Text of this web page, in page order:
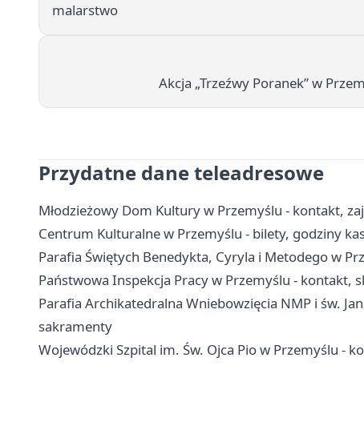
malarstwo
Akcja „Trzeźwy Poranek” w
Przydatne dane teleadresowe
Młodzieżowy Dom Kultury w Przemyślu - kontakt,
Centrum Kulturalne w Przemyślu - bilety, godziny
Parafia Świętych Benedykta, Cyryla i Metodego w
Państwowa Inspekcja Pracy w Przemyślu - kontakt,
Parafia Archikatedralna Wniebowzięcia NMP i św.
sakramenty
Wojewódzki Szpital im. Św. Ojca Pio w Przemyślu -